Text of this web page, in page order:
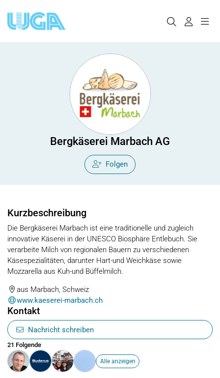
Bergkäserei Marbach AG
Folgen
Kurzbeschreibung
Die Bergkäserei Marbach ist eine traditionelle und zugleich
innovative Käserei in der UNESCO Biosphäre Entlebuch. Sie
verarbeite Milch von regionalen Bauern zu verschiedenen
Käsespezialitäten, darunter Hart-und Weichkäse sowie
Mozzarella aus Kuh-und Büffelmilch.
aus Marbach, Schweiz
www.kaeserei-marbach.ch
Kontakt
Nachricht schreiben
21 Folgende
Alle anzeigen